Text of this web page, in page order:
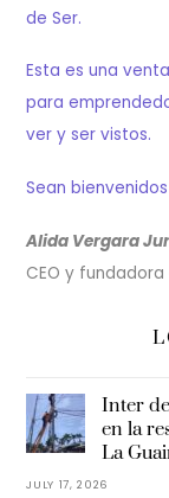
de Ser.
Esta es una
para
ver y ser vistos.
Sean
Alida Vergara
CEO y
Inter
en la
La
JULY 17, 2026